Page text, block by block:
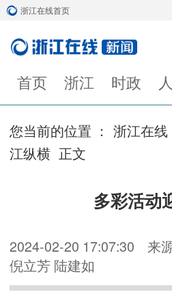
浙江在线首页
首页 浙江 时政
您当前的位置 ： 浙江在线
江纵横 正文
多彩活动
2024-02-20 17:07:30
来
倪立芳 陆建如